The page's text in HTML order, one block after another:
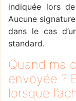
indiquée lors
Aucune
dans le cas
standard.
Quand ma
envoyée ?
lorsque